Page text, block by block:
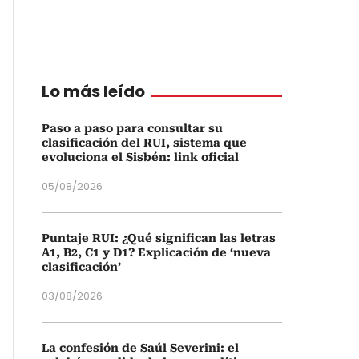
Lo más leído
Paso a paso para consultar su
clasificación del RUI, sistema que
evoluciona el Sisbén: link oficial
05/08/2026
Puntaje RUI: ¿Qué significan las letras
A1, B2, C1 y D1? Explicación de ‘nueva
clasificación’
03/08/2026
La confesión de Saúl Severini: el